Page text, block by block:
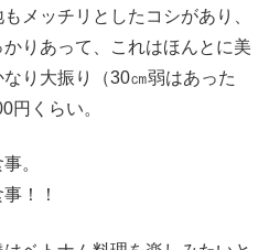
メッチリとしたコシがあり、
りあって、これはほんとに美
り大振り（30㎝弱はあった
円くらい。
。
！！